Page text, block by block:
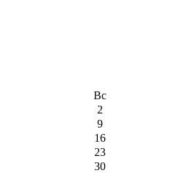
Вс
2
9
16
23
30